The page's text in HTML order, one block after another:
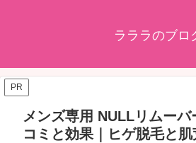
ラララのブロ
PR
メンズ専用 NULLリムーバ
コミと効果｜ヒゲ脱毛と